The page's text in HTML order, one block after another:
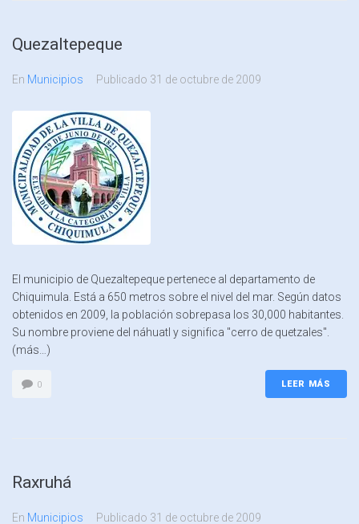
Quezaltepeque
En Municipios Publicado 31 de octubre de 2009
El municipio de Quezaltepeque pertenece al departamento de
Chiquimula. Está a 650 metros sobre el nivel del mar. Según datos
obtenidos en 2009, la población sobrepasa los 30,000 habitantes.
Su nombre proviene del náhuatl y significa "cerro de quetzales".
(más…)
0 LEER MÁS
Raxruhá
En Municipios Publicado 31 de octubre de 2009